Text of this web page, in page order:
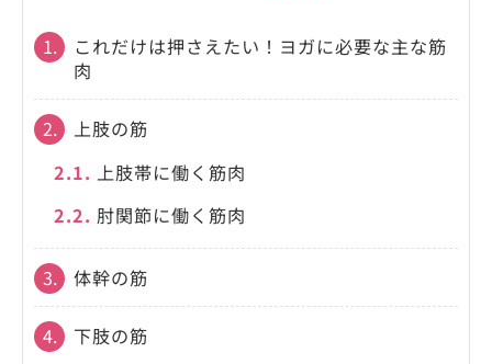
1.
これだけは押さえたい！ヨガに必要な主な筋
肉
2.
上肢の筋
2.1. 上肢帯に働く筋肉
2.2. 肘関節に働く筋肉
3. 体幹の筋
4.
下肢の筋